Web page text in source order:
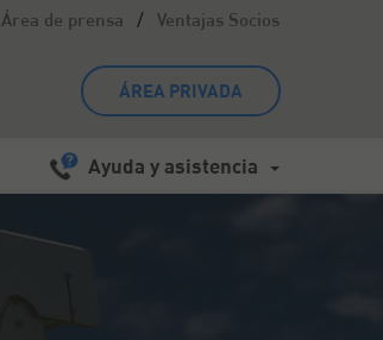
Área de prensa / Ventajas Socios
ÁREA PRIVADA
Ayuda y asistencia